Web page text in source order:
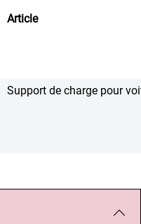
Article
Support de charge pour